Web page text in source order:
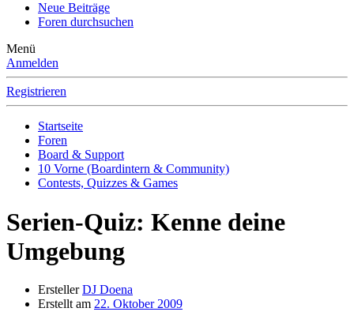
Neue Beiträge
Foren durchsuchen
Menü
Anmelden
Registrieren
Startseite
Foren
Board & Support
10 Vorne (Boardintern & Community)
Contests, Quizzes & Games
Serien-Quiz: Kenne deine
Umgebung
Ersteller DJ Doena
Erstellt am 22. Oktober 2009